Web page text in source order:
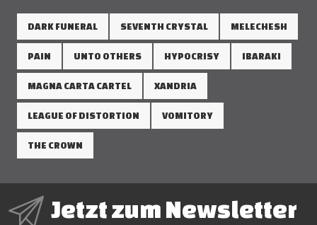
DARK FUNERAL SEVENTH CRYSTAL MELECHESH
PAIN UNTO OTHERS HYPOCRISY IBARAKI
MAGNA CARTA CARTEL XANDRIA
LEAGUE OF DISTORTION VOMITORY
THE CROWN
Jetzt zum Newsletter